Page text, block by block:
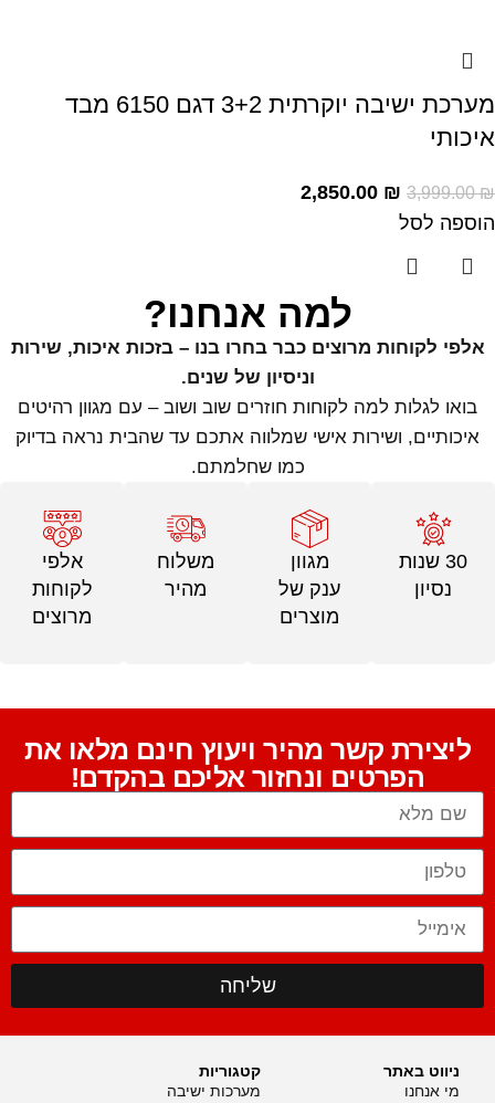
מערכת ישיבה יוקרתית 3+2 דגם 6150 מבד
איכותי
3,999.00₪
2,850.00 ₪
הוספה לסל
למה אנחנו?
אלפי לקוחות מרוצים כבר בחרו בנו – בזכות איכות, שירות
וניסיון של שנים.
בואו לגלות למה לקוחות חוזרים שוב ושוב – עם מגוון רהיטים
איכותיים, ושירות אישי שמלווה אתכם עד שהבית נראה בדיוק
כמו שחלמתם.
30 שנות
נסיון
מגוון
ענק של
מוצרים
משלוח
מהיר
אלפי
לקוחות
מרוצים
ליצירת קשר מהיר ויעוץ חינם מלאו את
הפרטים ונחזור אליכם בהקדם!
שליחה
ניווט באתר
מי אנחנו
קטגוריות
מערכות ישיבה